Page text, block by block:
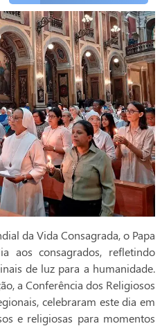
da Vida Consagrada, o Papa
aos consagrados, refletindo
de luz para a humanidade.
a Conferência dos Religiosos
celebraram este dia em
e religiosas para momentos